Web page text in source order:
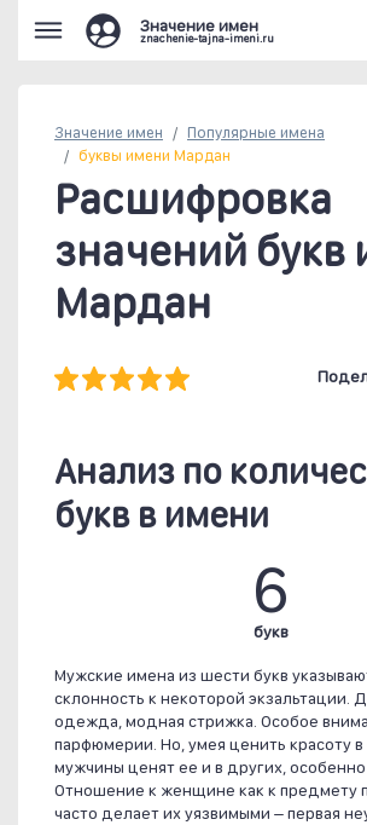
Значение имен
znachenie-tajna-imeni.ru
Значение имен Популярные имена
буквы имени Мардан
Расшифровка
значений букв
Мардан
Анализ по
букв в имени
6
букв
Мужские имена из шести букв
склонность к некоторой экзальтации.
одежда, модная стрижка. Особое
парфюмерии. Но, умея ценить красоту в
мужчины ценят ее и в других,
Отношение к женщине как к предмету
часто делает их уязвимыми – первая